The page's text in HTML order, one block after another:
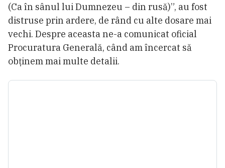
(Ca în sânul lui Dumnezeu – din rusă)”, au fost
distruse prin ardere, de rând cu alte dosare mai
vechi. Despre aceasta ne-a comunicat oficial
Procuratura Generală, când am încercat să
obținem mai multe detalii.